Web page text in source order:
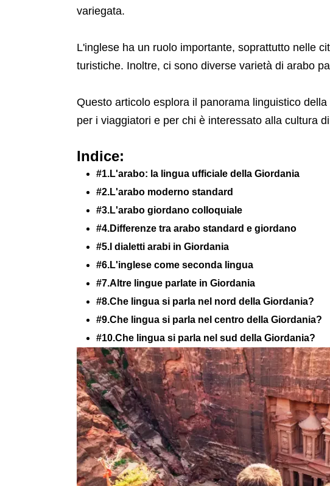
variegata.
L'inglese ha un ruolo importante, soprattutto nelle
turistiche. Inoltre, ci sono diverse varietà di arabo
Questo articolo esplora il panorama linguistico
per i viaggiatori e per chi è interessato alla cultura
Indice:
#1.L'arabo: la lingua ufficiale della Giordania
#2.L'arabo moderno standard
#3.L'arabo giordano colloquiale
#4.Differenze tra arabo standard e giordano
#5.I dialetti arabi in Giordania
#6.L'inglese come seconda lingua
#7.Altre lingue parlate in Giordania
#8.Che lingua si parla nel nord della Giordania?
#9.Che lingua si parla nel centro della Giordania?
#10.Che lingua si parla nel sud della Giordania?